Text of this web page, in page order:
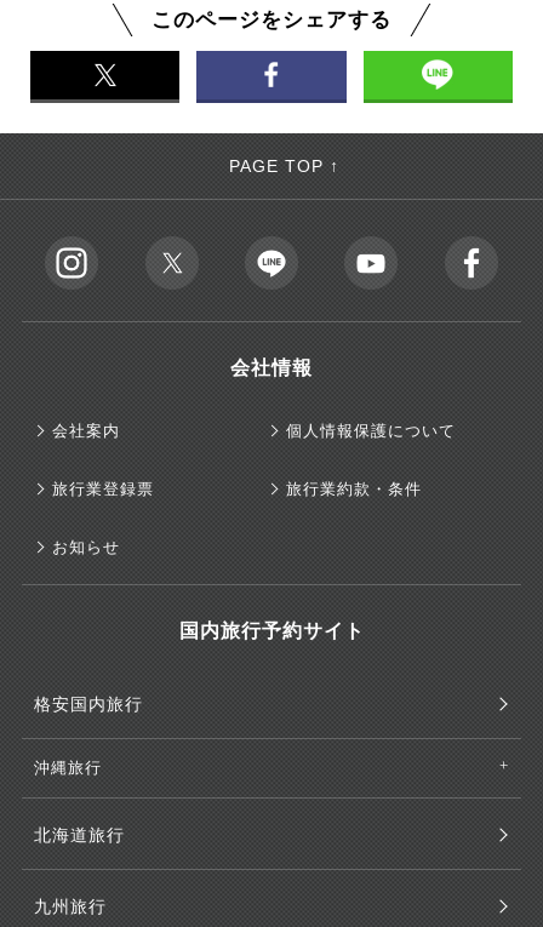
このページをシェアする
PAGE TOP ↑
会社情報
会社案内 個人情報保護について
旅行業登録票 旅行業約款・条件
お知らせ
国内旅行予約サイト
格安国内旅行
沖縄旅行
北海道旅行
九州旅行